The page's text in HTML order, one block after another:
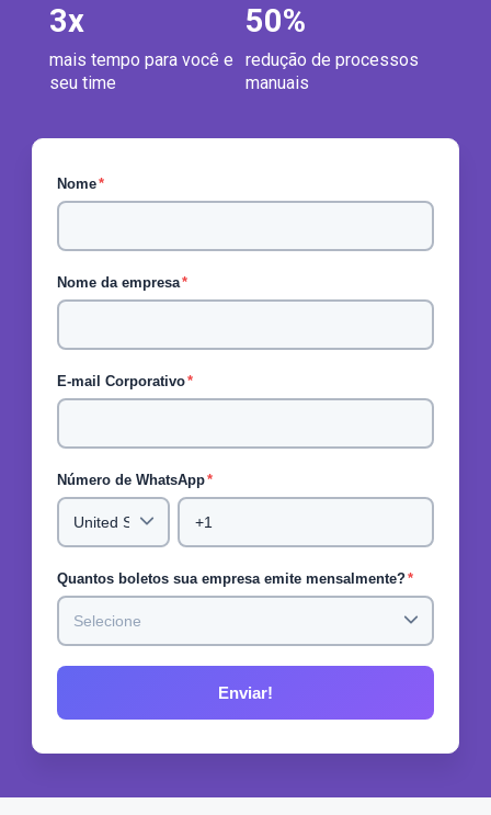
3x
mais tempo para você e
seu time
50%
redução de processos
manuais
Nome*
Nome da empresa*
E-mail Corporativo*
Número de WhatsApp*
Quantos boletos sua empresa emite mensalmente?*